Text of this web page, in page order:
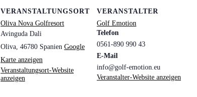
VERANSTALTUNGSORT
Oliva Nova Golfresort
Avinguda Dali
Oliva 46780 Spanien Google
Karte anzeigen
Veranstaltungsort-Website
anzeigen
VERANSTALTER
Golf Emotion
Telefon
0561-890 990 43
E-Mail
info@golf-emotion.eu
Veranstalter-Website anzeigen